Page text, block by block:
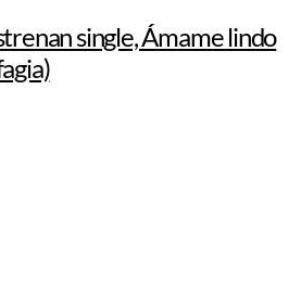
single, Ámame lindo